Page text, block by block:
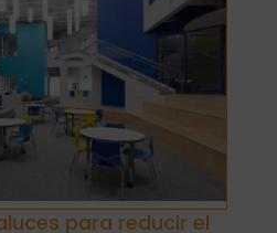
para reducir el